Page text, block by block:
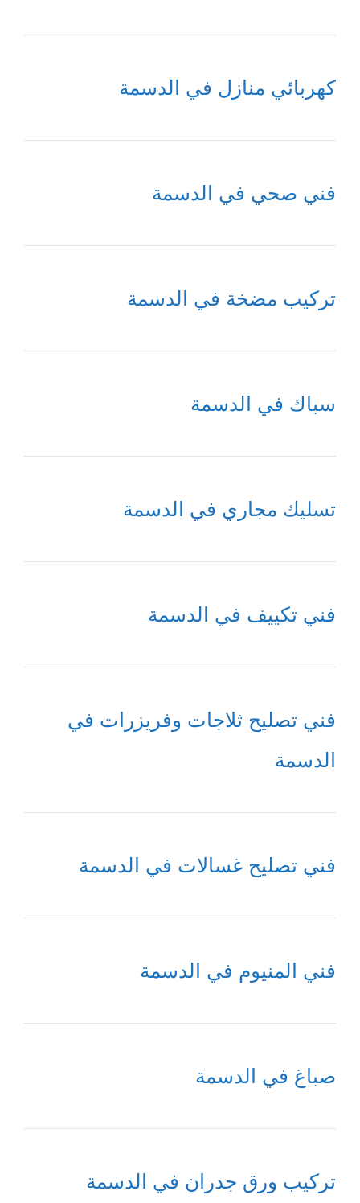
كهربائي منازل في الدسمة
فني صحي في الدسمة
تركيب مضخة في الدسمة
سباك في الدسمة
تسليك مجاري في الدسمة
فني تكييف في الدسمة
فني تصليح ثلاجات وفريزرات في
الدسمة
فني تصليح غسالات في الدسمة
فني المنيوم في الدسمة
صباغ في الدسمة
تركيب ورق جدران في الدسمة